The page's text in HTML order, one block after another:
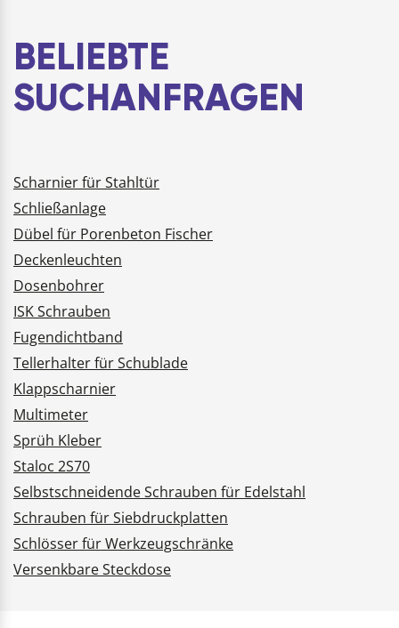
BELIEBTE
SUCHANFRAGEN
Scharnier für Stahltür
Schließanlage
Dübel für Porenbeton Fischer
Deckenleuchten
Dosenbohrer
ISK Schrauben
Fugendichtband
Tellerhalter für Schublade
Klappscharnier
Multimeter
Sprüh Kleber
Staloc 2S70
Selbstschneidende Schrauben für Edelstahl
Schrauben für Siebdruckplatten
Schlösser für Werkzeugschränke
Versenkbare Steckdose